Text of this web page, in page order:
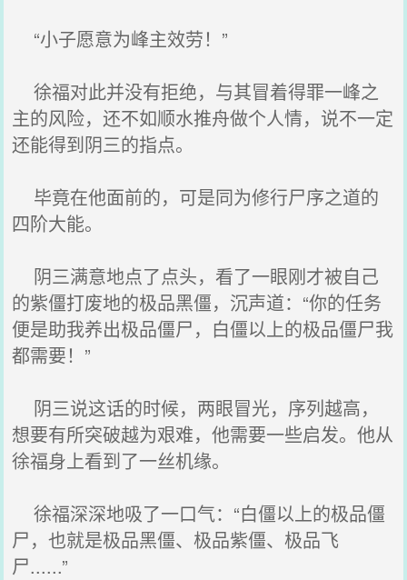
“小子愿意为峰主效劳！”
徐福对此并没有拒绝，与其冒着得罪一峰之
主的风险，还不如顺水推舟做个人情，说不一定
还能得到阴三的指点。
毕竟在他面前的，可是同为修行尸序之道的
四阶大能。
阴三满意地点了点头，看了一眼刚才被自己
的紫僵打废地的极品黑僵，沉声道：“你的任务
便是助我养出极品僵尸，白僵以上的极品僵尸我
都需要！”
阴三说这话的时候，两眼冒光，序列越高，
想要有所突破越为艰难，他需要一些启发。他从
徐福身上看到了一丝机缘。
徐福深深地吸了一口气：“白僵以上的极品僵
尸，也就是极品黑僵、极品紫僵、极品飞
尸......”